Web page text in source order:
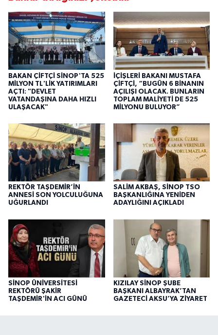
BAKAN ÇİFTÇİ SİNOP'TA 525
MİLYON TL'LİK YATIRIMLARI
AÇTI: "DEVLET
VATANDAŞINA DAHA HIZLI
ULAŞACAK"
İÇİŞLERİ BAKANI MUSTAFA
ÇİFTÇİ, “BUGÜN 6 BİNANIN
AÇILIŞI OLACAK. BUNLARIN
TOPLAM MALİYETİ DE 525
MİLYONU BULUYOR”
REKTÖR TAŞDEMİR’İN
ANNESİ SON YOLCULUĞUNA
UĞURLANDI
SALİM AKBAŞ, SİNOP TSO
BAŞKANLIĞINA YENİDEN
ADAYLIĞINI AÇIKLADI
SİNOP ÜNİVERSİTESİ
REKTÖRÜ ŞAKİR
TAŞDEMİR'İN ACI GÜNÜ
KIZILAY SİNOP ŞUBE
BAŞKANI ALBAYRAK’TAN
GAZETECİ AKSU’YA ZİYARET